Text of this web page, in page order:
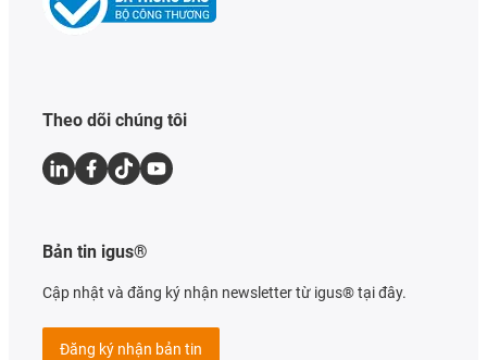
Theo dõi chúng tôi
Bản tin igus®
Cập nhật và đăng ký nhận newsletter từ igus® tại đây.
Đăng ký nhận bản tin